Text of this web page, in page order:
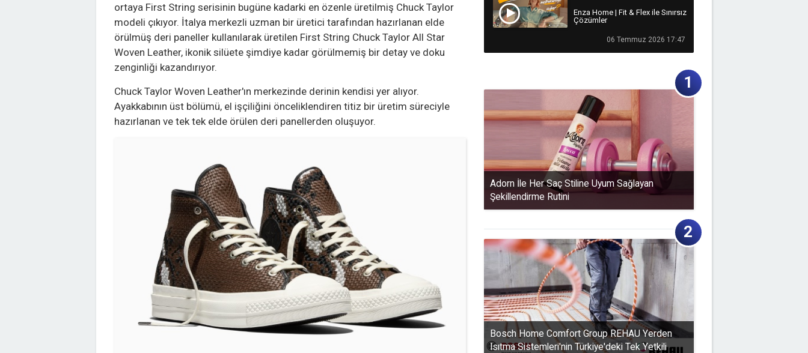
ortaya First String serisinin bugüne kadarki en özenle üretilmiş Chuck Taylor
modeli çıkıyor. İtalya merkezli uzman bir üretici tarafından hazırlanan elde
örülmüş deri paneller kullanılarak üretilen First String Chuck Taylor All Star
Woven Leather, ikonik silüete şimdiye kadar görülmemiş bir detay ve doku
zenginliği kazandırıyor.
Chuck Taylor Woven Leather'ın merkezinde derinin kendisi yer alıyor.
Ayakkabının üst bölümü, el işçiliğini önceliklendiren titiz bir üretim süreciyle
hazırlanan ve tek tek elde örülen deri panellerden oluşuyor.
Enza Home | Fit & Flex ile Sınırsız
Çözümler
06 Temmuz 2026 17:47
Adorn İle Her Saç Stiline Uyum Sağlayan
Şekillendirme Rutini
Bosch Home Comfort Group REHAU Yerden
Isıtma Sistemleri'nin Türkiye'deki Tek Yetkili